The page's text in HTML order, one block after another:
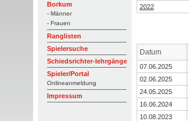
Borkum
- Männer
- Frauen
Ranglisten
Spielersuche
Schiedsrichter-lehrgänge
Spieler/Portal
Onlineanmeldung
Impressum
2022
Datum
07.06.2025
02.06.2025
24.05.2025
16.06.2024
10.08.2023